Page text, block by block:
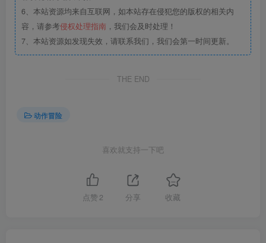
6、本站资源均来自互联网，如本站存在侵犯您的版权的相关内
容，请参考侵权处理指南 ，我们会及时处理！
7、本站资源如发现失效，请联系我们，我们会第一时间更新。
THE END
动作冒险
喜欢就支持一下吧
点赞 2 分享 收藏